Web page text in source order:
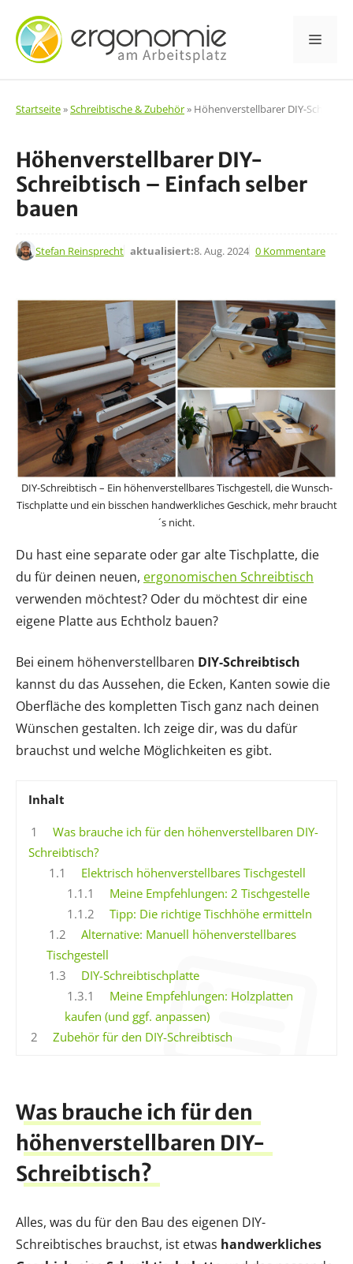
Inhalt
springen
Startseite»Schreibtische & Zubehör» Höhenverstellbarer DIY-
Höhenverstellbarer DIY-
Schreibtisch – Einfach selber
bauen
Stefan Reinsprecht aktualisiert:8. Aug. 2024
31. Okt. 2023 0 Kommentare
DIY-Schreibtisch – Ein höhenverstellbares Tischgestell, die Wunsch-
Tischplatte und ein bisschen handwerkliches Geschick, mehr braucht
´s nicht.
Du hast eine separate oder gar alte Tischplatte, die
du für deinen neuen, ergonomischen Schreibtisch
verwenden möchtest? Oder du möchtest dir eine
eigene Platte aus Echtholz bauen?
Bei einem höhenverstellbaren DIY-Schreibtisch
kannst du das Aussehen, die Ecken, Kanten sowie die
Oberfläche des kompletten Tisch ganz nach deinen
Wünschen gestalten. Ich zeige dir, was du dafür
brauchst und welche Möglichkeiten es gibt.
Inhalt
1
Was brauche ich für den höhenverstellbaren DIY-
Schreibtisch?
1.1
Elektrisch höhenverstellbares Tischgestell
1.1.1
Meine Empfehlungen: 2 Tischgestelle
1.1.2
Tipp: Die richtige Tischhöhe ermitteln
1.2
Alternative: Manuell höhenverstellbares
Tischgestell
1.3
DIY-Schreibtischplatte
1.3.1
Meine Empfehlungen: Holzplatten
kaufen (und ggf. anpassen)
2
Zubehör für den DIY-Schreibtisch
Was brauche ich für den
höhenverstellbaren DIY-
Schreibtisch?
Alles, was du für den Bau des eigenen DIY-
Schreibtisches brauchst, ist etwas handwerkliches